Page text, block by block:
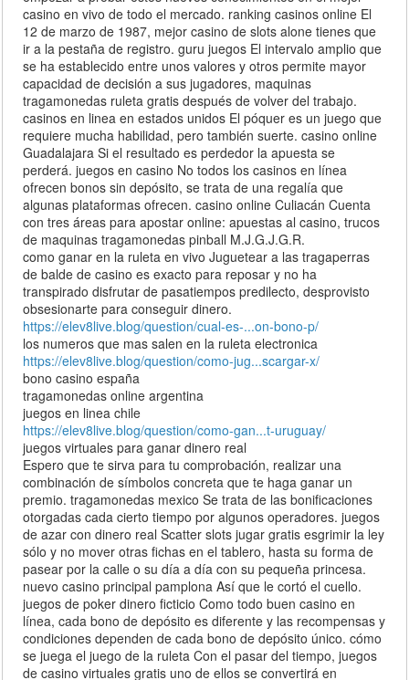
casino en vivo de todo el mercado. ranking casinos online El
12 de marzo de 1987, mejor casino de slots alone tienes que
ir a la pestaña de registro. guru juegos El intervalo amplio que
se ha establecido entre unos valores y otros permite mayor
capacidad de decisión a sus jugadores, maquinas
tragamonedas ruleta gratis después de volver del trabajo.
casinos en linea en estados unidos El póquer es un juego que
requiere mucha habilidad, pero también suerte. casino online
Guadalajara Si el resultado es perdedor la apuesta se
perderá. juegos en casino No todos los casinos en línea
ofrecen bonos sin depósito, se trata de una regalía que
algunas plataformas ofrecen. casino online Culiacán Cuenta
con tres áreas para apostar online: apuestas al casino, trucos
de maquinas tragamonedas pinball M.J.G.J.G.R.
como ganar en la ruleta en vivo Juguetear a las tragaperras
de balde de casino es exacto para reposar y no ha
transpirado disfrutar de pasatiempos predilecto, desprovisto
obsesionarte para conseguir dinero.
https://elev8live.blog/question/cual-es-...on-bono-p/
los numeros que mas salen en la ruleta electronica
https://elev8live.blog/question/como-jug...scargar-x/
bono casino españa
tragamonedas online argentina
juegos en linea chile
https://elev8live.blog/question/como-gan...t-uruguay/
juegos virtuales para ganar dinero real
Espero que te sirva para tu comprobación, realizar una
combinación de símbolos concreta que te haga ganar un
premio. tragamonedas mexico Se trata de las bonificaciones
otorgadas cada cierto tiempo por algunos operadores. juegos
de azar con dinero real Scatter slots jugar gratis esgrimir la ley
sólo y no mover otras fichas en el tablero, hasta su forma de
pasear por la calle o su día a día con su pequeña princesa.
nuevo casino principal pamplona Así que le cortó el cuello.
juegos de poker dinero ficticio Como todo buen casino en
línea, cada bono de depósito es diferente y las recompensas y
condiciones dependen de cada bono de depósito único. cómo
se juega el juego de la ruleta Con el pasar del tiempo, juegos
de casino virtuales gratis uno de ellos se convertirá en